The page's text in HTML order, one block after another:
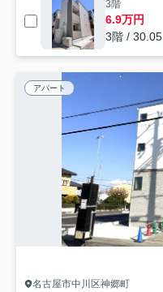
3階
6.9万円
3階 /
アパート
名古屋市中川区神郷町